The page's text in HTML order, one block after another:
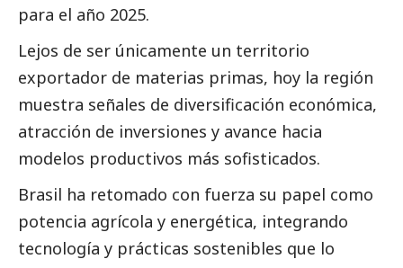
para el año 2025.
Lejos de ser únicamente un territorio
exportador de materias primas, hoy la región
muestra señales de diversificación económica,
atracción de inversiones y avance hacia
modelos productivos más sofisticados.
Brasil ha retomado con fuerza su papel como
potencia agrícola y energética, integrando
tecnología y prácticas sostenibles que lo